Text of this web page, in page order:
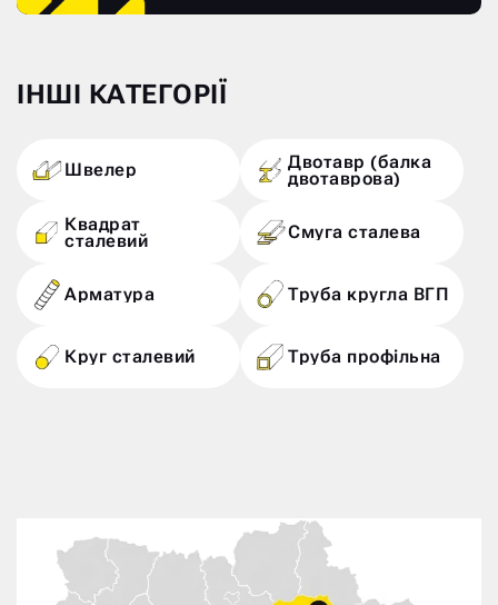
ІНШІ КАТЕГОРІЇ
Швелер Двотавр (балка
двотаврова)
Квадрат
сталевий Смуга сталева
Арматура Труба кругла ВГП
Круг сталевий Труба профільна